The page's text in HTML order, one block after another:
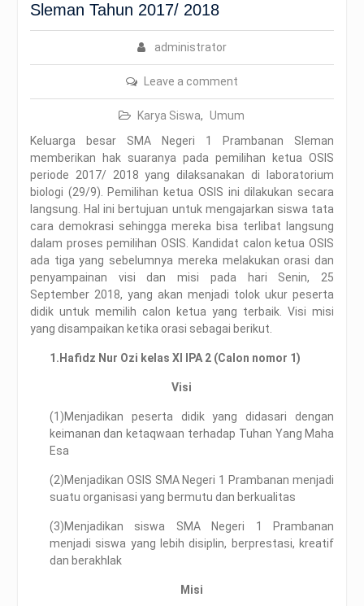
Sleman Tahun 2017/ 2018
administrator
Leave a comment
Karya Siswa, Umum
Keluarga besar SMA Negeri 1 Prambanan Sleman
memberikan hak suaranya pada pemilihan ketua OSIS
periode 2017/ 2018 yang dilaksanakan di laboratorium
biologi (29/9). Pemilihan ketua OSIS ini dilakukan secara
langsung. Hal ini bertujuan untuk mengajarkan siswa tata
cara demokrasi sehingga mereka bisa terlibat langsung
dalam proses pemilihan OSIS. Kandidat calon ketua OSIS
ada tiga yang sebelumnya mereka melakukan orasi dan
penyampainan visi dan misi pada hari Senin, 25
September 2018, yang akan menjadi tolok ukur peserta
didik untuk memilih calon ketua yang terbaik. Visi misi
yang disampaikan ketika orasi sebagai berikut.
1. Hafidz Nur Ozi kelas XI IPA 2 (Calon nomor 1)
Visi
(1)Menjadikan peserta didik yang didasari dengan
keimanan dan ketaqwaan terhadap Tuhan Yang Maha
Esa
(2)Menjadikan OSIS SMA Negeri 1 Prambanan menjadi
suatu organisasi yang bermutu dan berkualitas
(3)Menjadikan siswa SMA Negeri 1 Prambanan
menjadi siswa yang lebih disiplin, berprestasi, kreatif
dan berakhlak
Misi